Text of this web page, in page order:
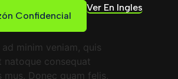
Confidencial
Ver En Ingles
minim veniam, quis
consequat
Donec quam felis,